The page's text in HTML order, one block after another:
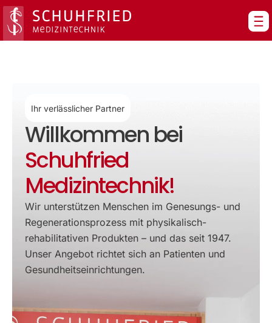
Zum
Inhalt
springen
Ihr verlässlicher Partner
Willkommen bei
Schuhfried
Medizintechnik!
Wir unterstützen Menschen im Genesungs- und
Regenerationsprozess mit physikalisch-
rehabilitativen Produkten – und das seit 1947.
Unser Angebot richtet sich an Patienten und
Gesundheitseinrichtungen.